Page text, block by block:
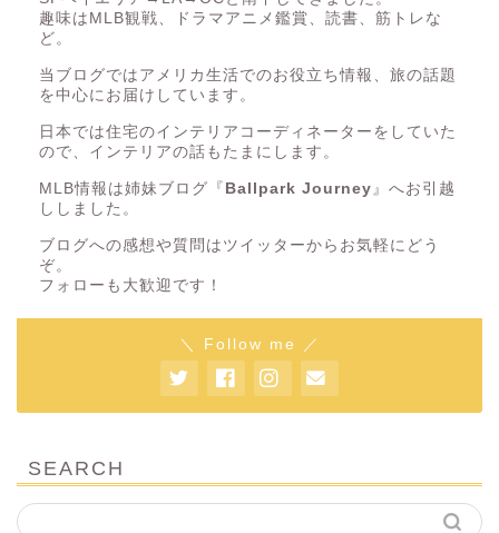
趣味はMLB観戦、ドラマアニメ鑑賞、読書、筋トレな
ど。
当ブログではアメリカ生活でのお役立ち情報、旅の話題
を中心にお届けしています。
日本では住宅のインテリアコーディネーターをしていた
ので、インテリアの話もたまにします。
MLB情報は姉妹ブログ『 Ballpark Journey 』へお引越
ししました。
ブログへの感想や質問はツイッターからお気軽にどう
ぞ。
フォローも大歓迎です！
＼ Follow me ／
SEARCH